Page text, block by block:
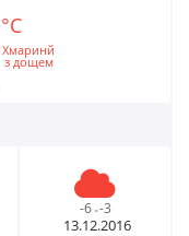
°C
Хмаринй
з дощем
-6 - -3
13.12.2016